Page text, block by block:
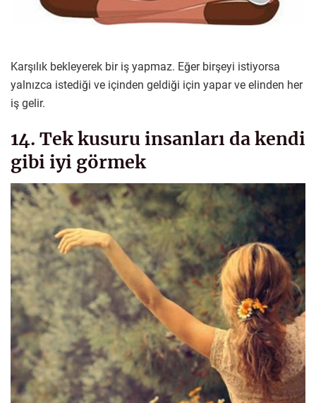
Karşılık bekleyerek bir iş yapmaz. Eğer birşeyi istiyorsa
yalnızca istediği ve içinden geldiği için yapar ve elinden her
iş gelir.
14. Tek kusuru insanları da kendi
gibi iyi görmek